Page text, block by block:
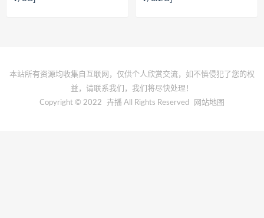
本站所有资源均收集自互联网，仅供个人欣赏交流，如不慎侵犯了您的权
益，请联系我们，我们将尽快处理！
Copyright © 2022
卉播 All Rights Reserved 网站地图